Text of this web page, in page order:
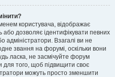
користувача, відображає
або дозволяє ідентифікувати певних
адміністратори. Взагалі ви не
звання на форумі, оскільки вони
ласка, не засмічуйте форум
для того, щоб підвищити своє
можуть просто зменшити